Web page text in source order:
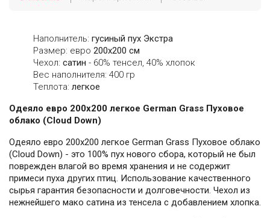
Наполнитель: гусиный пух Экстра
Размер: евро 200х200 см
Чехол: сатин - 60% тенсел, 40% хлопок
Вес наполнителя: 400 гр
Теплота: легкое
Одеяло евро 200х200 легкое German Grass Пуховое
облако (Cloud Down)
Одеяло евро 200х200 легкое German Grass Пуховое облако
(Cloud Down) - это 100% пух нового сбора, который не был
поврежден влагой во время хранения и не содержит
примеси пуха других птиц. Использование качественного
сырья гарантия безопасности и долговечности. Чехол из
нежнейшего мако сатина из тенсела с добавлением хлопка.